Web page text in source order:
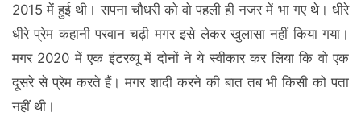
2015 में हुई थी। सपना चौधरी को वो पहली ही नजर में भा गए थे। धीरे
धीरे प्रेम कहानी परवान चढ़ी मगर इसे लेकर खुलासा नहीं किया गया।
मगर 2020 में एक इंटरव्‍यू में दोनों ने ये स्‍वीकार कर लिया कि वो एक
दूसरे से प्रेम करते हैं। मगर शादी करने की बात तब भी किसी को पता
नहीं थी।